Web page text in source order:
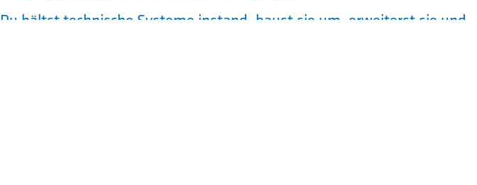
Du hältst technische Systeme instand, baust sie um, erweiterst sie und